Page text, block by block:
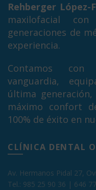
Rehberger López-
maxilofacial
generaciones de
experiencia.
Contamos
vanguardia,
última
máximo confort
100% de éxito en
CLÍNICA DENTAL
Av. Hermanos Pidal 27,
Tel.: 985 25 90 36 | 646